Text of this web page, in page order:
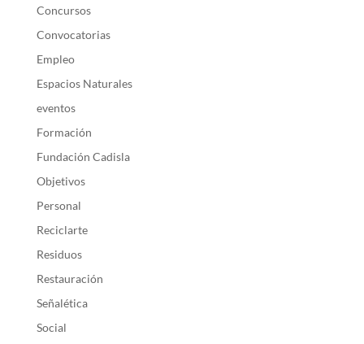
Concursos
Convocatorias
Empleo
Espacios Naturales
eventos
Formación
Fundación Cadisla
Objetivos
Personal
Reciclarte
Residuos
Restauración
Señalética
Social